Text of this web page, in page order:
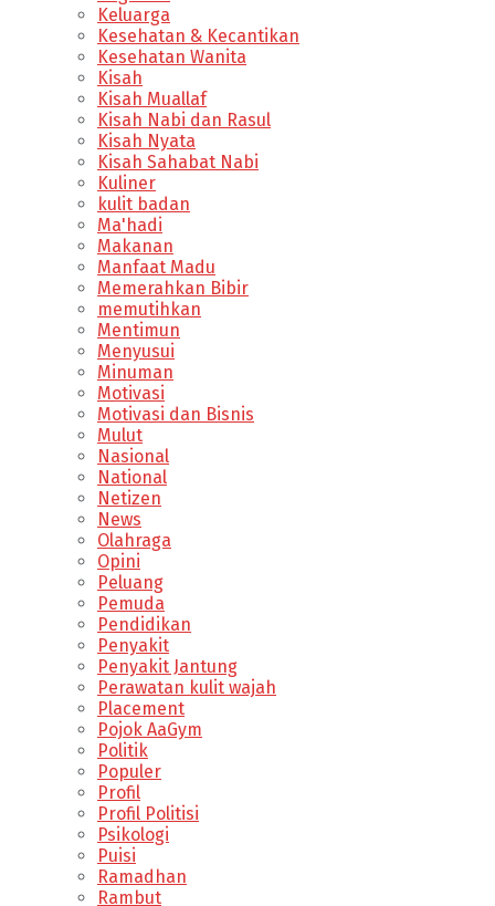
Keluarga
Kesehatan & Kecantikan
Kesehatan Wanita
Kisah
Kisah Muallaf
Kisah Nabi dan Rasul
Kisah Nyata
Kisah Sahabat Nabi
Kuliner
kulit badan
Ma'hadi
Makanan
Manfaat Madu
Memerahkan Bibir
memutihkan
Mentimun
Menyusui
Minuman
Motivasi
Motivasi dan Bisnis
Mulut
Nasional
National
Netizen
News
Olahraga
Opini
Peluang
Pemuda
Pendidikan
Penyakit
Penyakit Jantung
Perawatan kulit wajah
Placement
Pojok AaGym
Politik
Populer
Profil
Profil Politisi
Psikologi
Puisi
Ramadhan
Rambut